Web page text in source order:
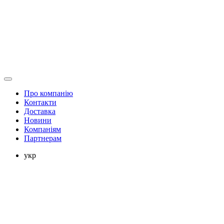
Про компанію
Контакти
Доставка
Новини
Компаніям
Партнерам
укр